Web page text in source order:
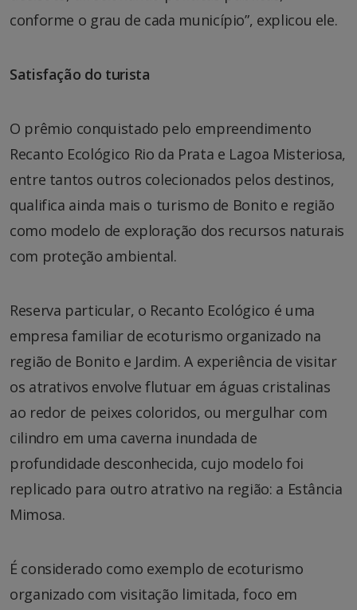
conforme o grau de cada município”, explicou ele.
Satisfação do turista
O prêmio conquistado pelo empreendimento
Recanto Ecológico Rio da Prata e Lagoa Misteriosa,
entre tantos outros colecionados pelos destinos,
qualifica ainda mais o turismo de Bonito e região
como modelo de exploração dos recursos naturais
com proteção ambiental.
Reserva particular, o Recanto Ecológico é uma
empresa familiar de ecoturismo organizado na
região de Bonito e Jardim. A experiência de visitar
os atrativos envolve flutuar em águas cristalinas
ao redor de peixes coloridos, ou mergulhar com
cilindro em uma caverna inundada de
profundidade desconhecida, cujo modelo foi
replicado para outro atrativo na região: a Estância
Mimosa.
É considerado como exemplo de ecoturismo
organizado com visitação limitada, foco em